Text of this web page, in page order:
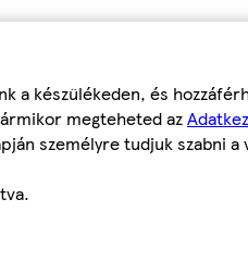
készülékeden, és
megteheted az
személyre tudjuk szabni a